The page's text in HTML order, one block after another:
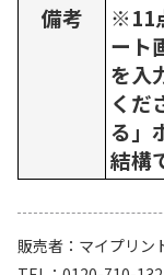
備考
※11
ート
を入
くだ
る」
結構
販売者
マイプリン